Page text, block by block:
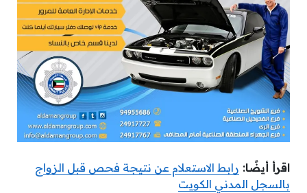
اقرأ أيضًا: رابط الاستعلام عن نتيجة فحص قبل الزواج
بالسجل المدني الكويت